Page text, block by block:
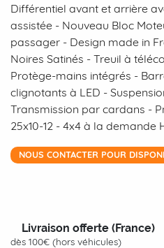
Différentiel avant et arrière
assistée - Nouveau Bloc
passager - Design made in
Noires Satinés - Treuil à
Protège-mains intégrés -
clignotants à LED -
Transmission par cardans -
25x10-12 - 4x4 à la
NOUS CONTACTER POUR
Livraison offerte (France)
dès 100€ (hors véhicules)